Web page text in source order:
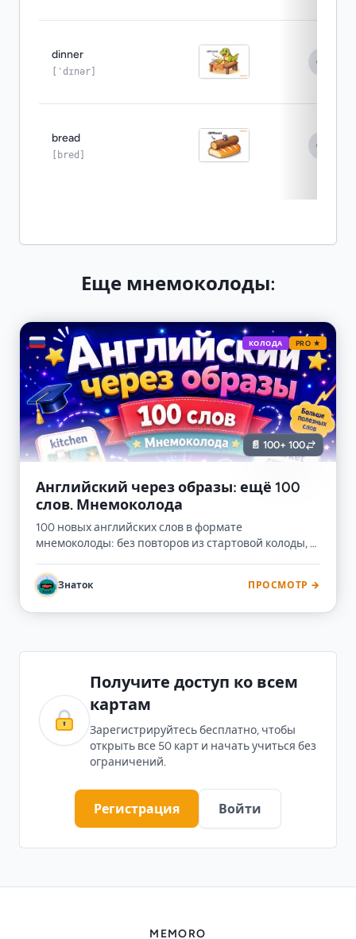
dinner
[ˈdɪnər]
bread
[bred]
Еще мнемоколоды:
🇷🇺 КОЛОДА PRO ★
📄 100+ 100
Английский через образы: ещё 100
слов. Мнемоколода
100 новых английских слов в формате
мнемоколоды: без повторов из стартовой колоды, с
мнемоническими картинками.
Знаток ПРОСМОТР →
Получите доступ ко всем
картам
Зарегистрируйтесь бесплатно, чтобы
открыть все 50 карт и начать учиться без
ограничений.
Регистрация Войти
MEMORO